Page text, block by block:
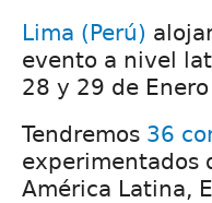
Lima (Perú)
evento a nivel
28 y 29 de
Tendremos 36
experimentados
América Latina,